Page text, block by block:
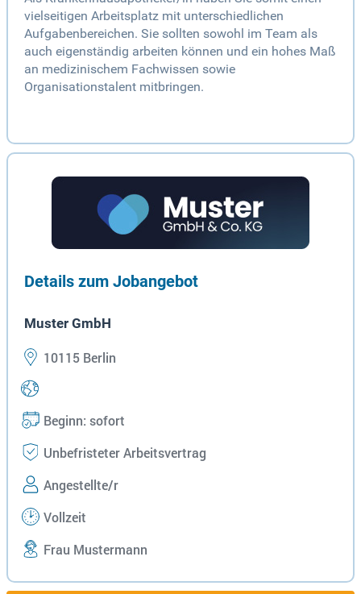
vielseitigen Arbeitsplatz mit unterschiedlichen
Aufgabenbereichen. Sie sollten sowohl im Team als
auch eigenständig arbeiten können und ein hohes Maß
an medizinischem Fachwissen sowie
Organisationstalent mitbringen.
Details zum Jobangebot
Muster GmbH
10115 Berlin
Beginn: sofort
Unbefristeter Arbeitsvertrag
Angestellte/r
Vollzeit
Frau Mustermann